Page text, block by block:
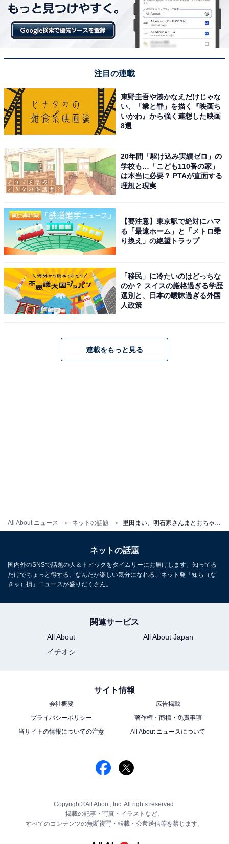
All About ニュース ネットの話題
注目の連載
東野圭吾や湊かなえだけじゃな
い、「業と罪」を描く『映画ち
いかわ』から強く連想した映画
8選
20年間「駆け込み実績ゼロ」の
学校も…「こども110番の家」
は本当に必要？ PTAが直面する
理想と現実
【要注意】東京駅で絶対にハマ
る「最遠ホーム」と「メトロ乗
り換え」の絶望トラップ
「移民」に冷たいのはどっちな
のか？ スイスの厳格過ぎる学歴
選別と、日本の曖昧過ぎる外国
人政策
連載をもっと見る
ネットの話題
国内外のSNSで話題の人＆トピックをタイムリーにお届けします。知ってる
だけでちょっと得する、なんだか楽しい気分になれる、ネット発「知ら（な
きゃ）損」ニュースが盛りだくさん。
関連サービス
All About
All About Japan
イチオシ
サイト情報
会社概要
広告掲載
プライバシーポリシー
著作権・商標・免責事項
当サイトの情報についての注意
All About ニュースについて
Copyright©All About, Inc. All rights reserved.
掲載の記事・写真・イラストなど、
すべてのコンテンツの無断複写・転載・公衆送信等を禁じます。